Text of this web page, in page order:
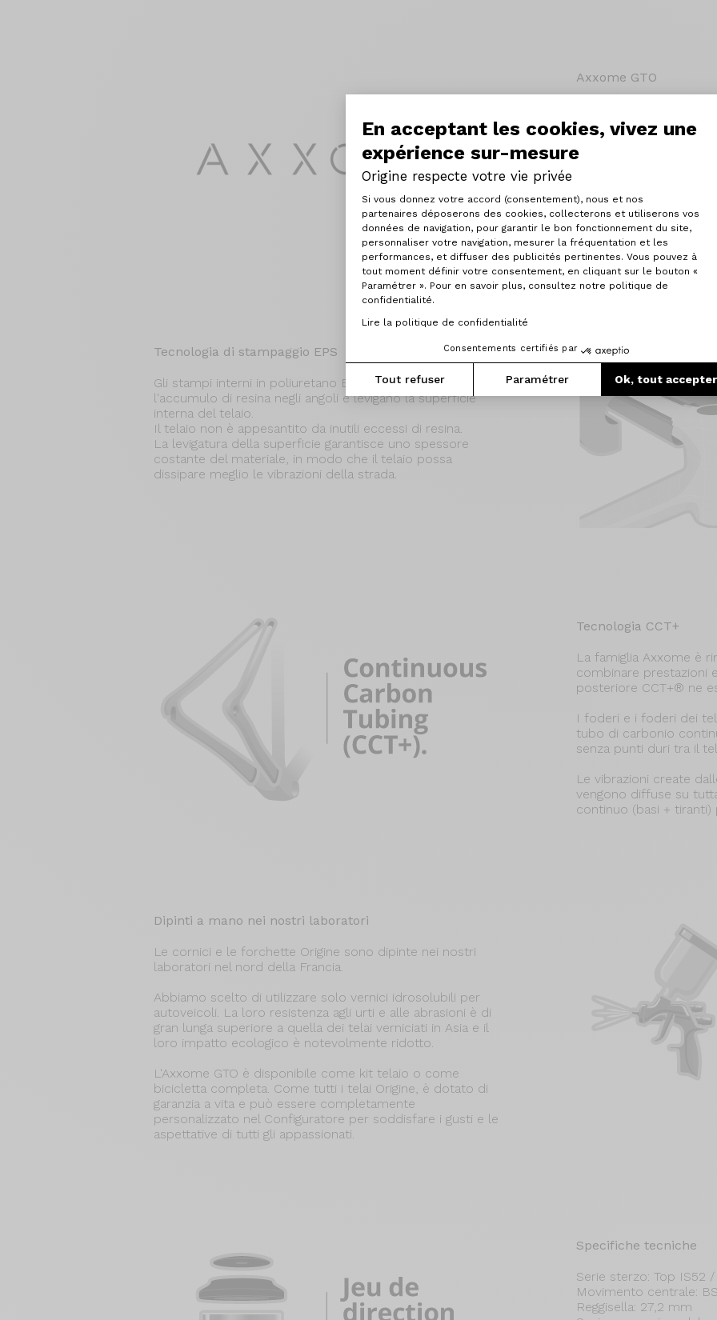
En acceptant les cookies, vivez une
expérience sur-mesure
Origine respecte votre vie privée
Plateforme de Gestion du
Si vous donnez votre accord (consentement), nous et nos
partenaires déposerons des cookies, collecterons et utiliserons vos
données de navigation, pour garantir le bon fonctionnement du site,
personnaliser votre navigation, mesurer la fréquentation et les
performances, et diffuser des publicités pertinentes. Vous pouvez à
tout moment définir votre consentement, en cliquant sur le bouton «
Paramétrer ». Pour en savoir plus, consultez notre politique de
confidentialité.
Lire la politique de confidentialité
Consentements certifiés par
Tout refuser Paramétrer Ok, tout accepter
Axeptio consent
Axxome GTO
solo telai adatti a voi,
Mentre l'Axxome GTR
sull'esplosività,
di sella accumulate e
Tecnologia di stampaggio EPS
Gli stampi interni in poliuretano EPS impediscono
l'accumulo di resina negli angoli e levigano la superficie
interna del telaio.
Il telaio non è appesantito da inutili eccessi di resina.
La levigatura della superficie garantisce uno spessore
costante del materiale, in modo che il telaio possa
dissipare meglio le vibrazioni della strada.
Tecnologia CCT+
La famiglia Axxome è
combinare prestazioni
posteriore CCT+® ne
I foderi e i foderi dei
tubo di carbonio
senza punti duri tra il
Le vibrazioni create
vengono diffuse su
continuo (basi +
Dipinti a mano nei nostri laboratori
Le cornici e le forchette Origine sono dipinte nei nostri
laboratori nel nord della Francia.
Abbiamo scelto di utilizzare solo vernici idrosolubili per
autoveicoli. La loro resistenza agli urti e alle abrasioni è di
gran lunga superiore a quella dei telai verniciati in Asia e il
loro impatto ecologico è notevolmente ridotto.
L'Axxome GTO è disponibile come kit telaio o come
bicicletta completa. Come tutti i telai Origine, è dotato di
garanzia a vita e può essere completamente
personalizzato nel Configuratore per soddisfare i gusti e le
aspettative di tutti gli appassionati.
Specifiche tecniche
Serie sterzo: Top
Movimento centrale:
Reggisella: 27,2 mm